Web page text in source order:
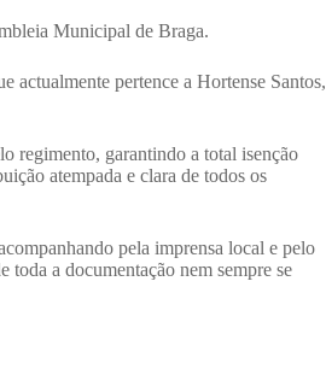
Municipal de Braga.
actualmente pertence a Hortense Santos,
regimento, garantindo a total isenção
atempada e clara de todos os
pela imprensa local e pelo
toda a documentação nem sempre se